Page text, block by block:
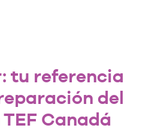
tu referencia
del
Canadá